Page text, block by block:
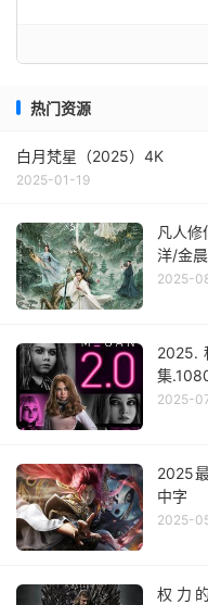
热门资源
白月梵星（2025）4K
2025-01-19
凡人
洋/金
2025-
2025.
集
2025-
2025
中字
2025-
权力